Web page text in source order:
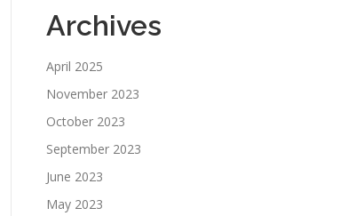
Archives
April 2025
November 2023
October 2023
September 2023
June 2023
May 2023